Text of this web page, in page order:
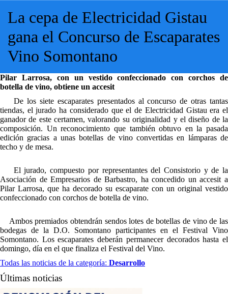
La cepa de Electricidad Gistau
gana el Concurso de Escaparates
Vino Somontano
Pilar Larrosa, con un vestido confeccionado con corchos de
botella de vino, obtiene un accesit
De los siete escaparates presentados al concurso de otras tantas
tiendas, el jurado ha considerado que el de Electricidad Gistau era el
ganador de este certamen, valorando su originalidad y el diseño de la
composición. Un reconocimiento que también obtuvo en la pasada
edición gracias a unas botellas de vino convertidas en lámparas de
techo y de mesa.
El jurado, compuesto por representantes del Consistorio y de la
Asociación de Empresarios de Barbastro, ha concedido un accesit a
Pilar Larrosa, que ha decorado su escaparate con un original vestido
confeccionado con corchos de botella de vino.
Ambos premiados obtendrán sendos lotes de botellas de vino de las
bodegas de la D.O. Somontano participantes en el Festival Vino
Somontano. Los escaparates deberán permanecer decorados hasta el
domingo, día en el que finaliza el Festival del Vino.
Todas las noticias de la categoría: Desarrollo
Últimas noticias